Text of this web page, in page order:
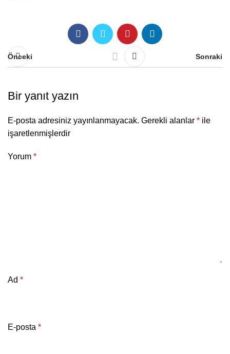
Önceki Sonraki
Bir yanıt yazın
E-posta adresiniz yayınlanmayacak. Gerekli alanlar * ile
işaretlenmişlerdir
Yorum *
Ad *
E-posta *